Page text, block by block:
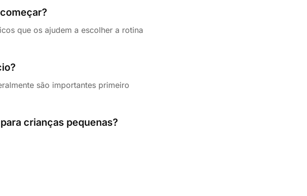
que os ajudem a escolher a rotina
são importantes primeiro
crianças pequenas?